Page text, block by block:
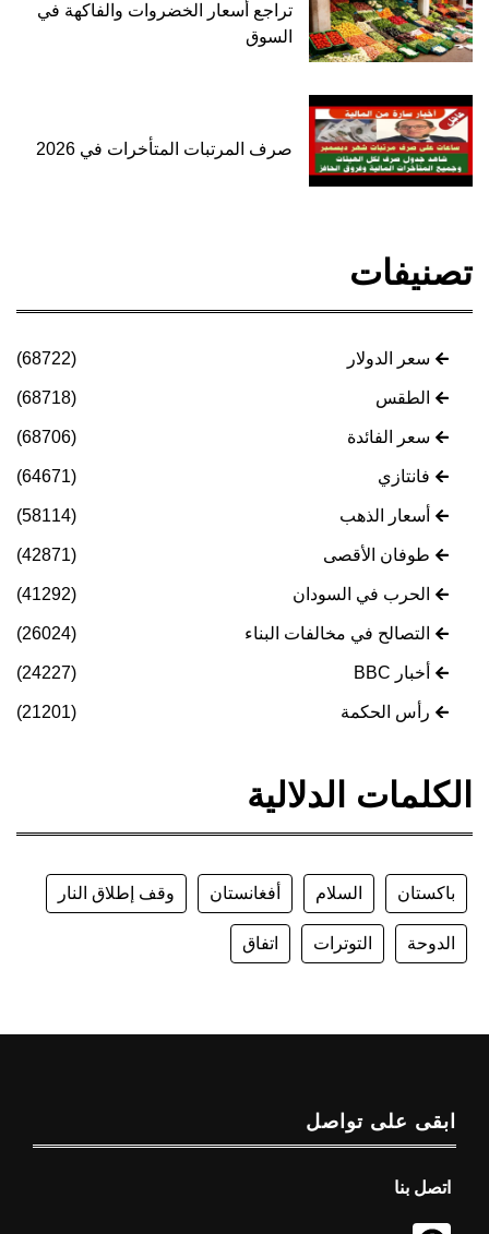
تراجع أسعار الخضروات والفاكهة في
السوق
صرف المرتبات المتأخرات في 2026
تصنيفات
سعر الدولار (68722)
الطقس (68718)
سعر الفائدة (68706)
فانتازي (64671)
أسعار الذهب (58114)
طوفان الأقصى (42871)
الحرب في السودان (41292)
التصالح في مخالفات البناء (26024)
أخبار BBC (24227)
رأس الحكمة (21201)
الكلمات الدلالية
باكستان السلام أفغانستان وقف إطلاق النار
الدوحة التوترات اتفاق
ابقى على تواصل
اتصل بنا